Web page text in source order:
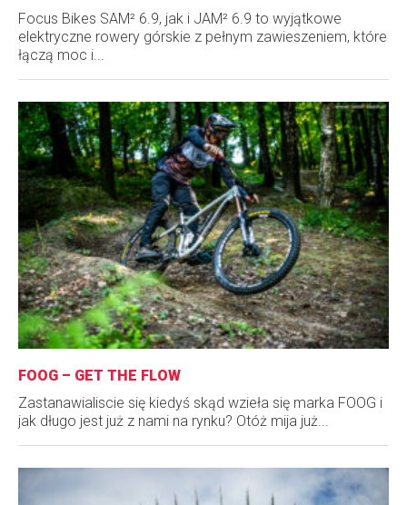
Focus Bikes SAM² 6.9, jak i JAM² 6.9 to wyjątkowe
elektryczne rowery górskie z pełnym zawieszeniem, które
łączą moc i...
FOOG – GET THE FLOW
Zastanawialiscie się kiedyś skąd wzieła się marka FOOG i
jak długo jest już z nami na rynku? Otóż mija już...